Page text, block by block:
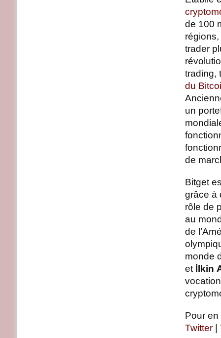
de 100
trader
trading,
du
un
de
Bitget
grâce à
rôle de
au
de
monde
et İlkin
Pour
Twitter